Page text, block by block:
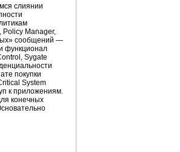
слиянии
Policy Manager,
сообщений —
функционал
Sygate
покупки
System
к приложениям.
конечных